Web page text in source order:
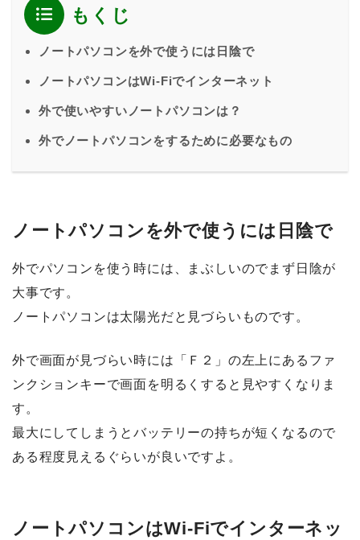
もくじ
ノートパソコンを外で使うには日陰で
ノートパソコンはWi-Fiでインターネット
外で使いやすいノートパソコンは？
外でノートパソコンをするために必要なもの
ノートパソコンを外で使うには日陰で
外でパソコンを使う時には、まぶしいのでまず日陰が
大事です。
ノートパソコンは太陽光だと見づらいものです。
外で画面が見づらい時には「Ｆ２」の左上にあるファ
ンクションキーで画面を明るくすると見やすくなりま
す。
最大にしてしまうとバッテリーの持ちが短くなるので
ある程度見えるぐらいが良いですよ。
ノートパソコンはWi-Fiでインターネッ